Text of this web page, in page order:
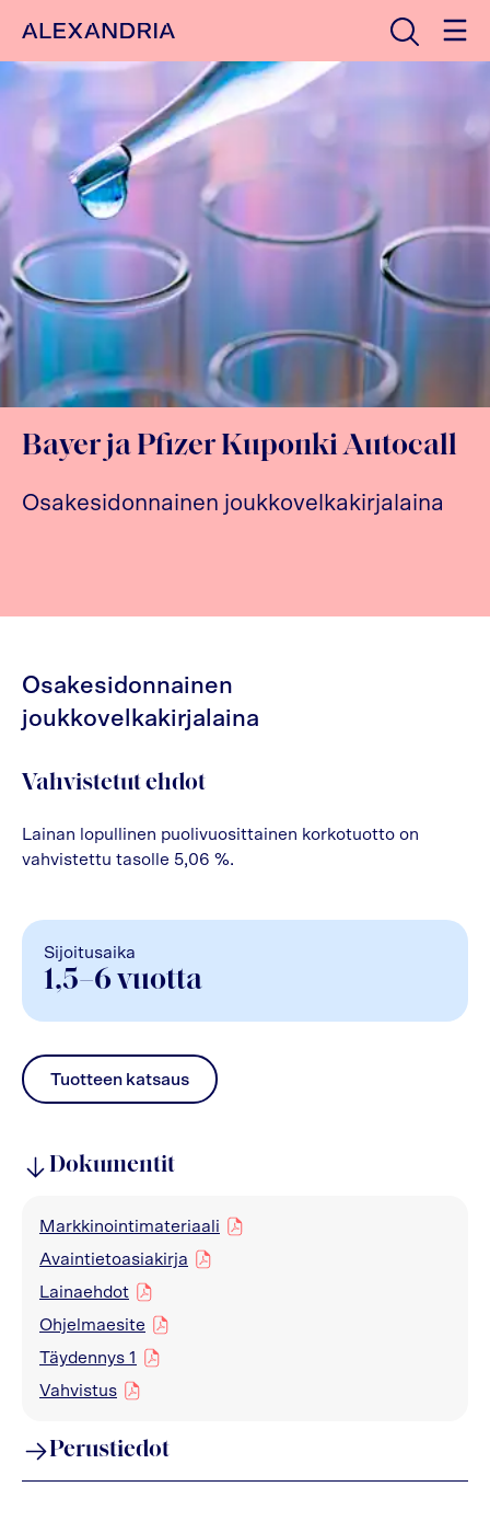
Etusivulle Avaa haku
Bayer ja Pfizer Kuponki Autocall
Osakesidonnainen joukkovelkakirjalaina
Osakesidonnainen
joukkovelkakirjalaina
Vahvistetut ehdot
Lainan lopullinen puolivuosittainen korkotuotto on
vahvistettu tasolle 5,06 %.
Sijoitusaika
1,5–6 vuotta
Tuotteen katsaus
pdf
Dokumentit
Markkinointimateriaali
pdf
Avaintietoasiakirja
pdf
Lainaehdot
pdf
Ohjelmaesite
pdf
Täydennys 1
pdf
Vahvistus
pdf
Perustiedot